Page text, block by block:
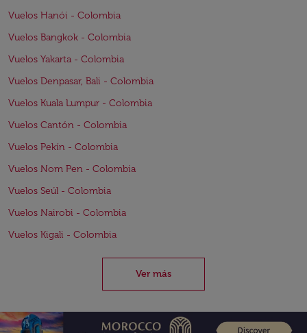
Vuelos Hanói - Colombia
Vuelos Bangkok - Colombia
Vuelos Yakarta - Colombia
Vuelos Denpasar, Bali - Colombia
Vuelos Kuala Lumpur - Colombia
Vuelos Cantón - Colombia
Vuelos Pekín - Colombia
Vuelos Nom Pen - Colombia
Vuelos Seúl - Colombia
Vuelos Nairobi - Colombia
Vuelos Kigali - Colombia
Ver más